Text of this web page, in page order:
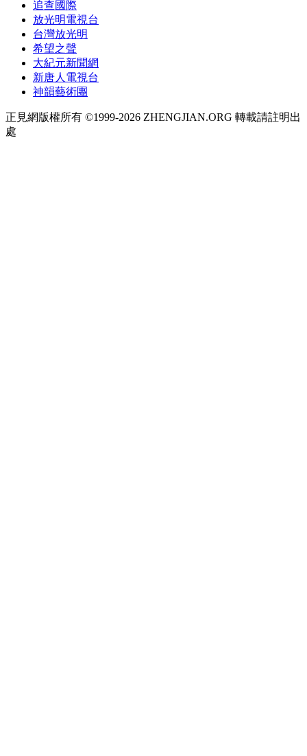
追查國際
放光明電視台
台灣放光明
希望之聲
大紀元新聞網
新唐人電視台
神韻藝術團
正見網版權所有 ©1999-2026 ZHENGJIAN.ORG 轉載請註明出
處